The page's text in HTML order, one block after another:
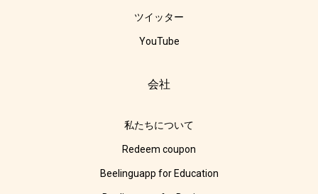
ツイッター
YouTube
会社
私たちについて
Redeem coupon
Beelinguapp for Education